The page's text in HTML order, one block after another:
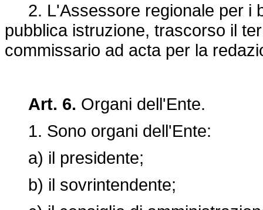
2. L'Assessore regionale per i
pubblica istruzione, trascorso il
commissario ad acta per la
Art. 6. Organi dell'Ente.
1. Sono organi dell'Ente:
a) il presidente;
b) il sovrintendente;